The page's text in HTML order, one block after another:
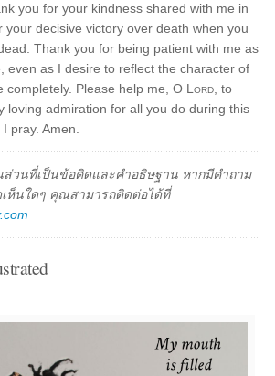
you for your kindness shared with me in
your decisive victory over death when you
Thank you for being patient with me as
even as I desire to reflect the character of
completely. Please help me, O Lord , to
loving admiration for all you do during this
pray. Amen.
ส่วนที่เป็นข้อคิดและคำอธิษฐาน หากมีคำถาม
ห็นใดๆ คุณสามารถติดต่อได้ที่